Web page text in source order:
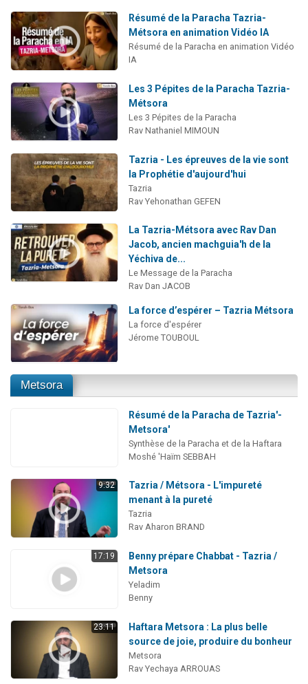
Résumé de la Paracha Tazria-
Métsora en animation Vidéo IA
Résumé de la Paracha en animation Vidéo
IA
Les 3 Pépites de la Paracha Tazria-
Métsora
Les 3 Pépites de la Paracha
Rav Nathaniel MIMOUN
Tazria - Les épreuves de la vie sont
la Prophétie d'aujourd'hui
Tazria
Rav Yehonathan GEFEN
La Tazria-Métsora avec Rav Dan
Jacob, ancien machguia'h de la
Yéchiva de...
Le Message de la Paracha
Rav Dan JACOB
La force d’espérer – Tazria Métsora
La force d'espérer
Jérome TOUBOUL
Metsora
Résumé de la Paracha de Tazria'-
Metsora'
Synthèse de la Paracha et de la Haftara
Moshé 'Haïm SEBBAH
9:32
Tazria / Métsora - L'impureté
menant à la pureté
Tazria
Rav Aharon BRAND
17:19
Benny prépare Chabbat - Tazria /
Metsora
Yeladim
Benny
23:11
Haftara Metsora : La plus belle
source de joie, produire du bonheur
Metsora
Rav Yechaya ARROUAS